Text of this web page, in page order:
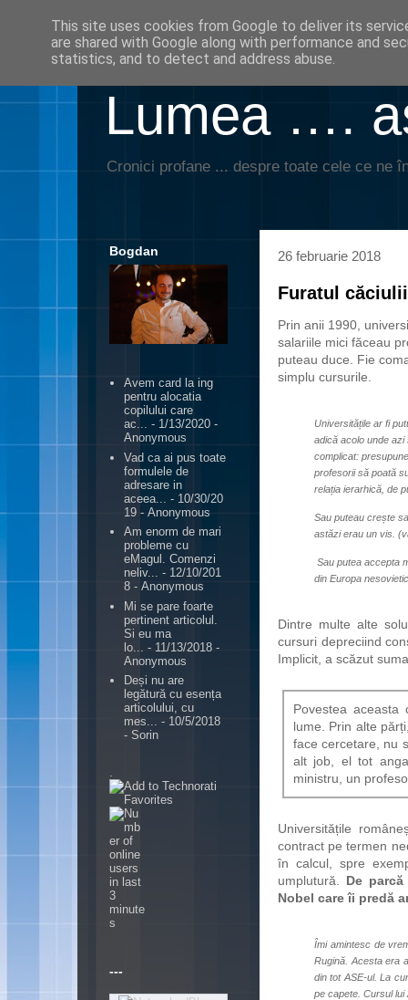
Lumea ….
Cronici profane ... despre toate cele ce ne
26 februarie 2018
Furatul
Prin anii 1990,
salariile mici făceau
puteau duce. Fie
simplu cursurile.
Universitățile ar fi
adică acolo unde
complicat:
profesorii să poată
relația ierarhică, de
Sau puteau crește
astăzi erau un vis.
Sau putea accepta
din Europa
Dintre multe alte
cursuri depreciind
Implicit, a scăzut
Povestea aceasta
lume. Prin alte
face cercetare, nu
alt job, el tot
ministru, un
Universitățile
contract pe termen
în calcul, spre
umplutură. De
Nobel care îi predă
Îmi amintesc de
Rugină. Acesta era
din tot ASE-ul. La
pe capete. Cursul
Bogdan
Avem card la ing
pentru alocatia
copilului care
ac... - 1/13/2020 -
Anonymous
Vad ca ai pus toate
formulele de
adresare in
aceea...
- 10/30/20
19 - Anonymous
Am enorm de mari
probleme cu
eMagul. Comenzi
neliv... - 12/10/201
8 - Anonymous
Mi se pare foarte
pertinent articolul.
Si eu ma
lo...
- 11/13/2018 -
Anonymous
Deși nu are
legătură cu esența
articolului, cu
mes... - 10/5/2018
- Sorin
---
This site uses cookies from Google to deliver its
are shared with Google along with performance and
statistics, and to detect and address abuse.